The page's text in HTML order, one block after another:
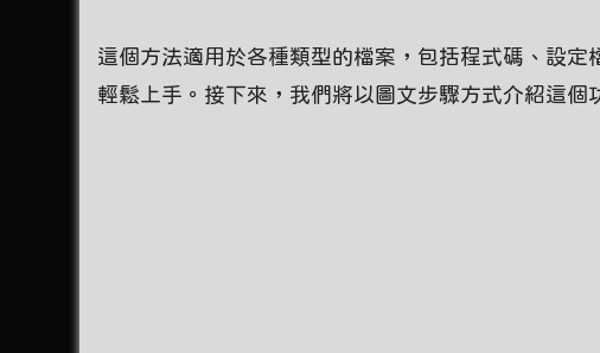
這個方法適用於各種類型的檔案，包括程式碼、設
輕鬆上手。接下來，我們將以圖文步驟方式介紹這個